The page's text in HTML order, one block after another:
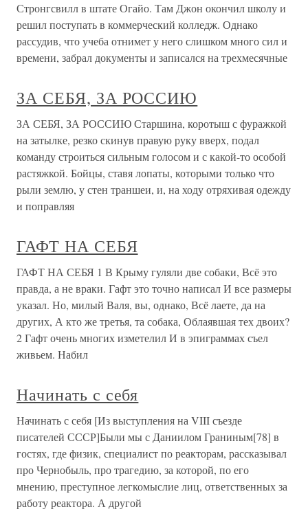
Стронгсвилл в штате Огайо. Там Джон окончил школу и
решил поступать в коммерческий колледж. Однако
рассудив, что учеба отнимет у него слишком много сил и
времени, забрал документы и записался на трехмесячные
ЗА СЕБЯ, ЗА РОССИЮ
ЗА СЕБЯ, ЗА РОССИЮ Старшина, коротыш с фуражкой
на затылке, резко скинув правую руку вверх, подал
команду строиться сильным голосом и с какой-то особой
растяжкой. Бойцы, ставя лопаты, которыми только что
рыли землю, у стен траншеи, и, на ходу отряхивая одежду
и поправляя
ГАФТ НА СЕБЯ
ГАФТ НА СЕБЯ 1 В Крыму гуляли две собаки, Всё это
правда, а не враки. Гафт это точно написал И все размеры
указал. Но, милый Валя, вы, однако, Всё лаете, да на
других, А кто же третья, та собака, Облаявшая тех двоих?
2 Гафт очень многих изметелил И в эпиграммах съел
живьем. Набил
Начинать с себя
Начинать с себя [Из выступления на VIII съезде
писателей СССР]Были мы с Даниилом Граниным[78] в
гостях, где физик, специалист по реакторам, рассказывал
про Чернобыль, про трагедию, за которой, по его
мнению, преступное легкомыслие лиц, ответственных за
работу реактора. А другой